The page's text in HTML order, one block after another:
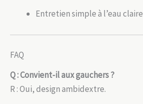
Entretien simple à l’eau claire
FAQ
Q : Convient-il aux gauchers ?
R : Oui, design ambidextre.